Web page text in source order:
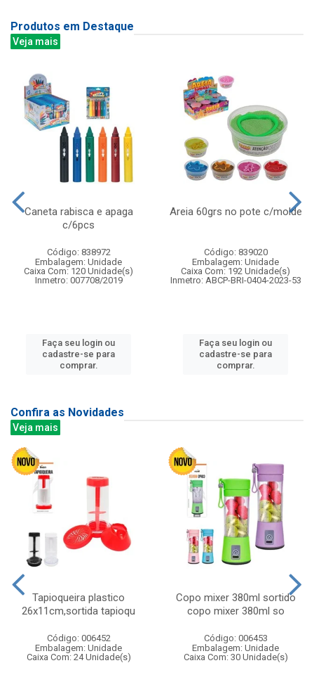
Produtos em Destaque
Veja mais
Caneta rabisca e apaga
c/6pcs
Código: 838972
Embalagem: Unidade
Caixa Com: 120 Unidade(s)
Inmetro: 007708/2019
Faça seu login ou
cadastre-se para
comprar.
Areia 60grs no pote c/molde
Código: 839020
Embalagem: Unidade
Caixa Com: 192 Unidade(s)
Inmetro: ABCP-BRI-0404-2023-53
Faça seu login ou
cadastre-se para
comprar.
Confira as Novidades
Veja mais
Tapioqueira plastico
26x11cm,sortida tapioqu
Código: 006452
Embalagem: Unidade
Caixa Com: 24 Unidade(s)
Copo mixer 380ml sortido
copo mixer 380ml so
Código: 006453
Embalagem: Unidade
Caixa Com: 30 Unidade(s)